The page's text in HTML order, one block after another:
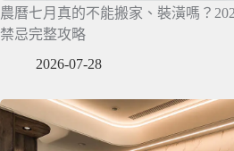
農曆七月真的不能搬家、裝潢嗎？
禁忌完整攻略
2026-07-28